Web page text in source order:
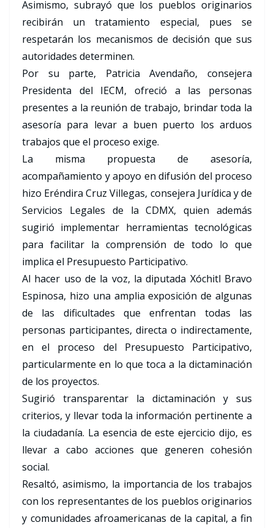
Asimismo, subrayó que los pueblos originarios
recibirán un tratamiento especial, pues se
respetarán los mecanismos de decisión que sus
autoridades determinen.
Por su parte, Patricia Avendaño, consejera
Presidenta del IECM, ofreció a las personas
presentes a la reunión de trabajo, brindar toda la
asesoría para levar a buen puerto los arduos
trabajos que el proceso exige.
La misma propuesta de asesoría,
acompañamiento y apoyo en difusión del proceso
hizo Eréndira Cruz Villegas, consejera Jurídica y de
Servicios Legales de la CDMX, quien además
sugirió implementar herramientas tecnológicas
para facilitar la comprensión de todo lo que
implica el Presupuesto Participativo.
Al hacer uso de la voz, la diputada Xóchitl Bravo
Espinosa, hizo una amplia exposición de algunas
de las dificultades que enfrentan todas las
personas participantes, directa o indirectamente,
en el proceso del Presupuesto Participativo,
particularmente en lo que toca a la dictaminación
de los proyectos.
Sugirió transparentar la dictaminación y sus
criterios, y llevar toda la información pertinente a
la ciudadanía. La esencia de este ejercicio dijo, es
llevar a cabo acciones que generen cohesión
social.
Resaltó, asimismo, la importancia de los trabajos
con los representantes de los pueblos originarios
y comunidades afroamericanas de la capital, a fin